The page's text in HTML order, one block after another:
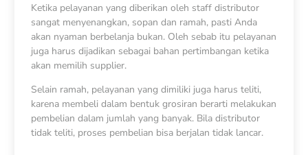
Ketika pelayanan yang diberikan oleh staff distributor
sangat menyenangkan, sopan dan ramah, pasti Anda
akan nyaman berbelanja bukan. Oleh sebab itu pelayanan
juga harus dijadikan sebagai bahan pertimbangan ketika
akan memilih supplier.
Selain ramah, pelayanan yang dimiliki juga harus teliti,
karena membeli dalam bentuk grosiran berarti melakukan
pembelian dalam jumlah yang banyak. Bila distributor
tidak teliti, proses pembelian bisa berjalan tidak lancar.